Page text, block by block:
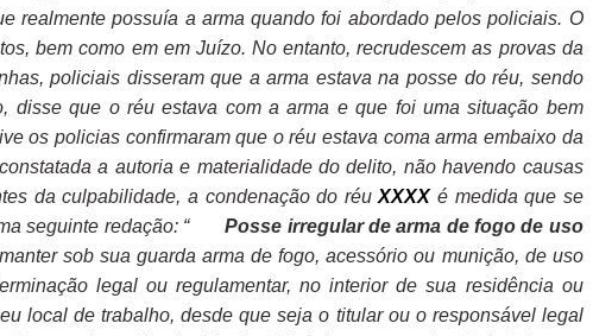
realmente possuía a arma quando foi abordado pelos policiais. O
bem como em em Juízo. No entanto, recrudescem as provas da
policiais disseram que a arma estava na posse do réu, sendo
disse que o réu estava com a arma e que foi uma situação bem
os policias confirmaram que o réu estava coma arma embaixo da
a autoria e materialidade do delito, não havendo causas
da culpabilidade, a condenação do réuXXXX é medida que se
seguinte redação: “Posse irregular de arma de fogo de uso
sob sua guarda arma de fogo, acessório ou munição, de uso
legal ou regulamentar, no interior de sua residência ou
local de trabalho, desde que seja o titular ou o responsável legal